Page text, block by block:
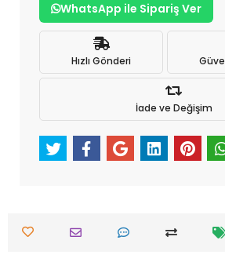
WhatsApp ile Sipariş Ver
Hızlı Gönderi
İade ve Değişim